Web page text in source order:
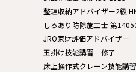
整理収納アドバイザー2級
しろあり防除施工士 第
JRO家財評価アドバイザー
玉掛け技能講習 修了
床上操作式クレーン技能講